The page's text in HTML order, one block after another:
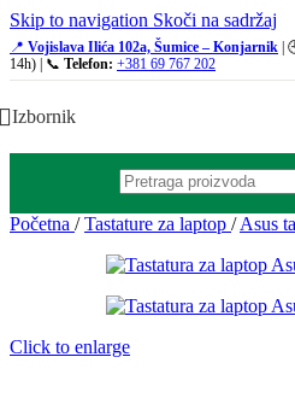
Skip to navigation Skoči na sadržaj
📍 Vojislava Ilića 102a, Šumice – Konjarnik |
14h) | 📞 Telefon: +381 69 767 202
Izbornik
Početna / Tastature za laptop / Asus
Click to enlarge